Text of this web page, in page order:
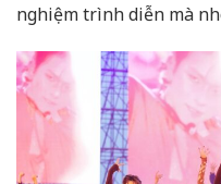
nghiệm trình diễn mà